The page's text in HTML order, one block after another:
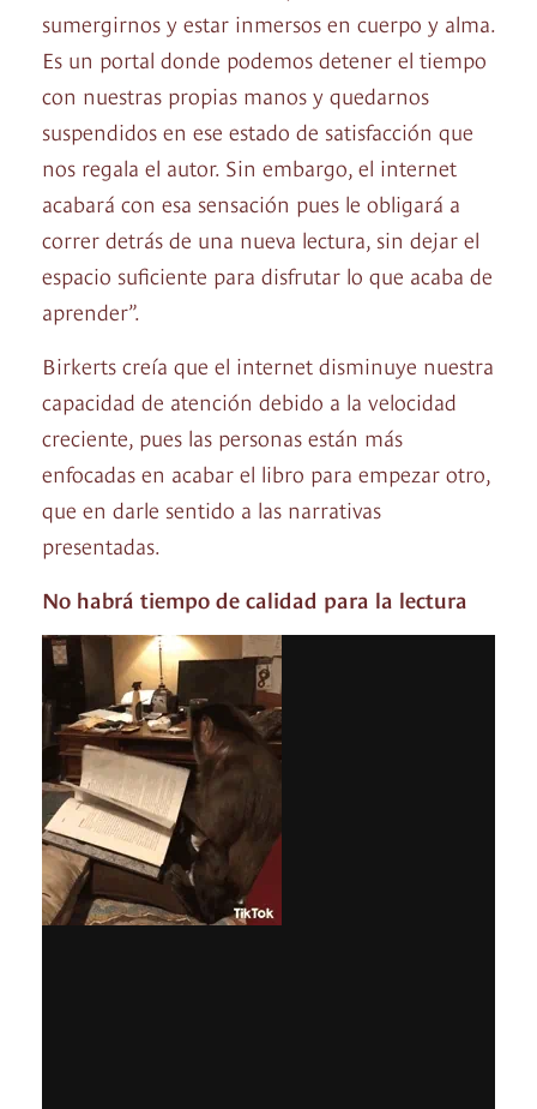
sumergirnos y estar inmersos en cuerpo y alma.
Es un portal donde podemos detener el tiempo
con nuestras propias manos y quedarnos
suspendidos en ese estado de satisfacción que
nos regala el autor. Sin embargo, el internet
acabará con esa sensación pues le obligará a
correr detrás de una nueva lectura, sin dejar el
espacio suficiente para disfrutar lo que acaba de
aprender”.
Birkerts creía que el internet disminuye nuestra
capacidad de atención debido a la velocidad
creciente, pues las personas están más
enfocadas en acabar el libro para empezar otro,
que en darle sentido a las narrativas
presentadas.
No habrá tiempo de calidad para la lectura